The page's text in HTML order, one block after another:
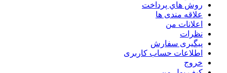
روش هاي پرداخت
علاقه مندی ها
اعلانات من
نظرات
پیگیری سفارش
اطلاعات حساب كاربری
خروج